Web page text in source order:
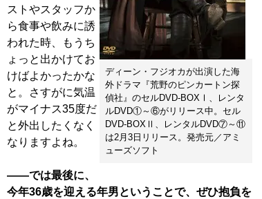
ディーン・フジオカが出演した海
外ドラマ『荒野のピンカートン探
偵社』のセルDVD-BOXⅠ、レンタ
ルDVD①～⑥がリリース中。セル
DVD-BOXⅡ、レンタルDVD⑦～⑪
は2月3日リリース。発売元／アミ
ューズソフト
ストやスタッフか
ら食事や飲みに誘
われた時、もうち
ょっと出かけてお
けばよかったかな
と。さすがに気温
がマイナス35度だ
と外出したくなく
なりますよね。
――では最後に、
今年36歳を迎える年男ということで、ぜひ抱負を